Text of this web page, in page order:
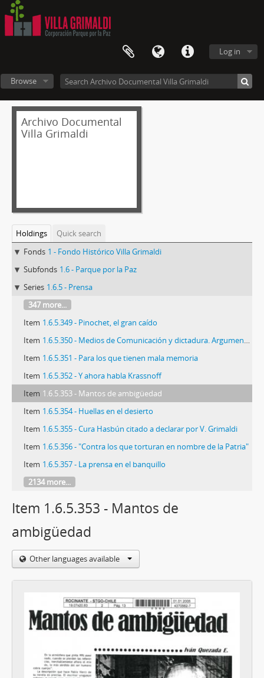
Log in
Browse
Archivo Documental
Villa Grimaldi
Holdings
Quick search
Fonds 1 - Fondo Histórico Villa Grimaldi
Subfonds 1.6 - Parque por la Paz
Series 1.6.5 - Prensa
347 more...
Item 1.6.5.349 - Pinochet, el gran caído
Item 1.6.5.350 - Medios de Comunicación y dictadura. Argumentos para contrarrestar la indecencia
Item 1.6.5.351 - Para los que tienen mala memoria
Item 1.6.5.352 - Y ahora habla Krassnoff
Item 1.6.5.353 - Mantos de ambigüedad
Item 1.6.5.354 - Huellas en el desierto
Item 1.6.5.355 - Cura Hasbún citado a declarar por V. Grimaldi
Item 1.6.5.356 - "Contra los que torturan en nombre de la Patria"
Item 1.6.5.357 - La prensa en el banquillo
2134 more...
Item 1.6.5.353 - Mantos de
ambigüedad
Other languages available